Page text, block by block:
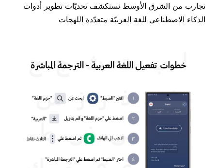
تجارب من الشرق الأوسط تستكشف تحديّات تطوير أدوات
الذكاء الاصطناعي للغة العربيّة متعدّدة اللهجات